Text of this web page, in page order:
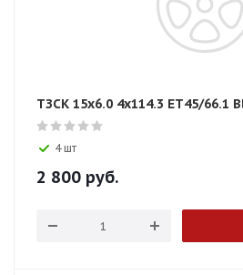
ТЗСК 15x6.0 4x114.3 ET45/66.1
4 шт
2 800 руб.